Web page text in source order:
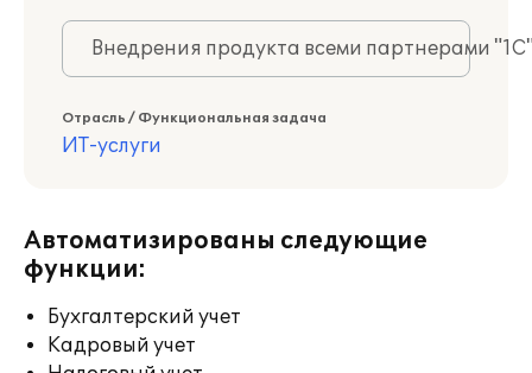
Внедрения продукта всеми партнерами
Отрасль / Функциональная задача
ИТ-услуги
Автоматизированы следующие
функции:
Бухгалтерский учет
Кадровый учет